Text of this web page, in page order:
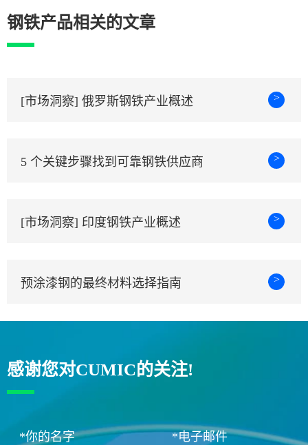
钢铁产品相关的文章
[市场洞察] 俄罗斯钢铁产业概述 >
5 个关键步骤找到可靠钢铁供应商 >
[市场洞察] 印度钢铁产业概述 >
预涂漆钢的最终材料选择指南 >
感谢您对CUMIC的关注!